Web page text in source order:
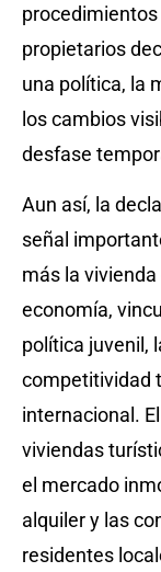
propietarios
una política, la
los cambios
desfase
Aun así, la
señal
más la
economía,
política juvenil,
competitividad
internacional.
viviendas
el mercado
alquiler y las
residentes